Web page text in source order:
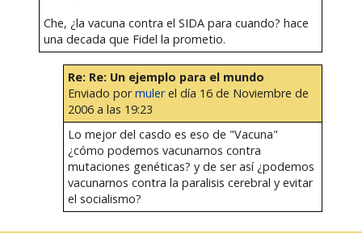
Che, ¿la vacuna contra el SIDA para cuando? hace
una decada que Fidel la prometio.
Re: Re: Un ejemplo para el mundo
Enviado pormulerel día 16 de Noviembre de
2006 a las 19:23
Lo mejor del casdo es eso de "Vacuna"
¿cómo podemos vacunarnos contra
mutaciones genéticas? y de ser así ¿podemos
vacunarnos contra la paralisis cerebral y evitar
el socialismo?